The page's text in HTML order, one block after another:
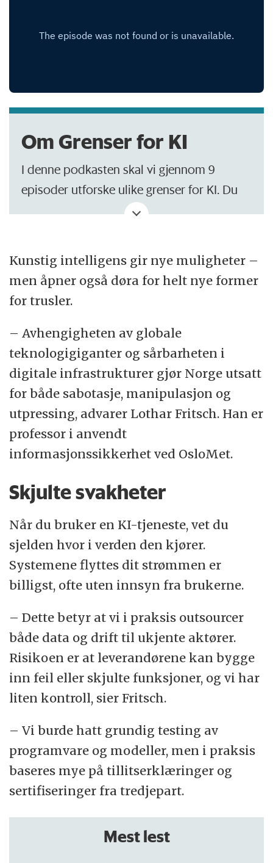
Om Grenser for KI
I denne podkasten skal vi gjennom 9
episoder utforske ulike grenser for KI. Du
får høree fra ledende forskere på KI,
teknologidebatten i Norge som i ulike
episoder diskuterer hvilke grenser som
finnes for KI, hva som kan gjøres og hva
som bør gjøres.
Podkasten blir laget av Sondre Lindahl,
førsteamanuensis ved institutt for
informasjonsteknologi og kommunikasjon
ved Høgskolen i Østfold. Lyddesign og
miksing ved Oskar Emhjellen. Podkasten
har fått støtte fra Fritt Ord.
Du finner podkasten blant annet på
podcasts
og
Kunstig intelligens gir nye muligheter –
men åpner også døra for helt nye former
for trusler.
– Avhengigheten av globale
teknologigiganter og sårbarheten i
digitale infrastrukturer gjør Norge utsatt
for både sabotasje, manipulasjon og
utpressing, advarer Lothar Fritsch. Han er
professor i anvendt
informasjonssikkerhet ved OsloMet.
Skjulte svakheter
Når du bruker en KI-tjeneste, vet du
sjelden hvor i verden den kjører.
Systemene flyttes dit strømmen er
billigst, ofte uten innsyn fra brukerne.
– Dette betyr at vi i praksis outsourcer
både data og drift til ukjente aktører.
Risikoen er at leverandørene kan bygge
inn feil eller skjulte funksjoner, og vi har
liten kontroll, sier Fritsch.
– Vi burde hatt grundig testing av
programvare og modeller, men i praksis
baseres mye på tillitserklæringer og
sertifiseringer fra tredjepart.
Mest lest